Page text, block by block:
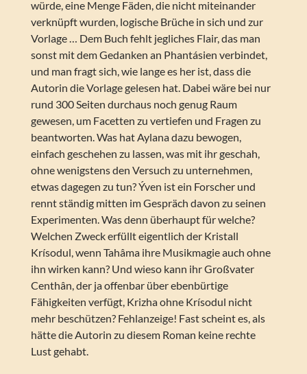
würde, eine Menge Fäden, die nicht miteinander
verknüpft wurden, logische Brüche in sich und zur
Vorlage … Dem Buch fehlt jegliches Flair, das man
sonst mit dem Gedanken an Phantásien verbindet,
und man fragt sich, wie lange es her ist, dass die
Autorin die Vorlage gelesen hat. Dabei wäre bei nur
rund 300 Seiten durchaus noch genug Raum
gewesen, um Facetten zu vertiefen und Fragen zu
beantworten. Was hat Aylana dazu bewogen,
einfach geschehen zu lassen, was mit ihr geschah,
ohne wenigstens den Versuch zu unternehmen,
etwas dagegen zu tun? Ýven ist ein Forscher und
rennt ständig mitten im Gespräch davon zu seinen
Experimenten. Was denn überhaupt für welche?
Welchen Zweck erfüllt eigentlich der Kristall
Krísodul, wenn Tahâma ihre Musikmagie auch ohne
ihn wirken kann? Und wieso kann ihr Großvater
Centhân, der ja offenbar über ebenbürtige
Fähigkeiten verfügt, Krizha ohne Krísodul nicht
mehr beschützen? Fehlanzeige! Fast scheint es, als
hätte die Autorin zu diesem Roman keine rechte
Lust gehabt.